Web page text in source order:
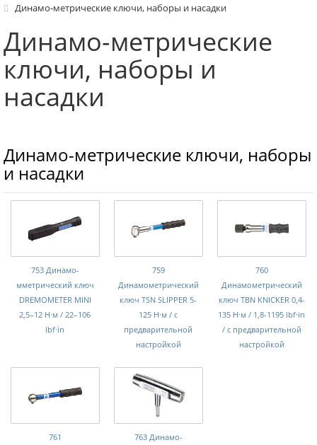
Динамо-метрические ключи, наборы и насадки
Динамо-метрические
ключи, наборы и
насадки
Динамо-метрические ключи, наборы
и насадки
753 Динамо-
мметрический ключ
DREMOMETER MINI
2,5–12 Н·м / 22–106
lbf·in
759
Динамометрический
ключ TSN SLIPPER 5-
125 Н·м / с
предварительной
настройкой
760
Динамометрический
ключ TBN KNICKER 0,4-
135 Н·м / 1,8-1195 lbf·in
/ с предварительной
настройкой
761
763 Динамо-